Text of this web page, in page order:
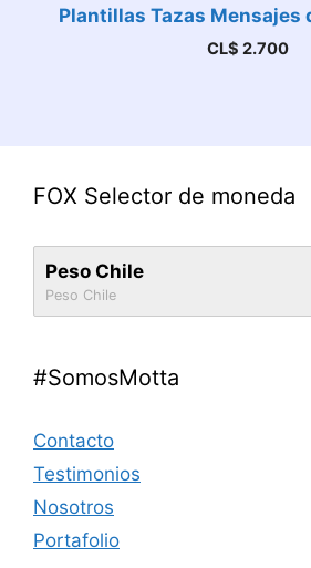
Plantillas Tazas Mensajes
CL$ 2.700
FOX Selector de moneda
Peso Chile
Peso Chile
#SomosMotta
Contacto
Testimonios
Nosotros
Portafolio